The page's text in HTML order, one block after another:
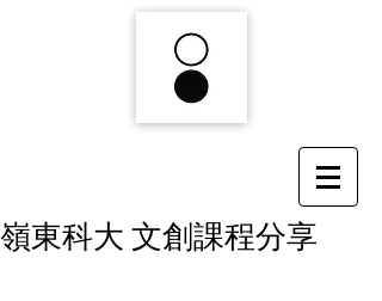
嶺東科大 文創課程分享